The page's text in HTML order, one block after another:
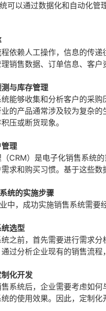
可以通过数据化和自动化管
依赖人工操作，信息的传
销售数据、订单信息、客户
与库存管理
能够收集和分析客户的采
的产品通常涉及较为复杂
压或断货现象。
理
CRM）是电子化销售系统
求和购买习惯。基于这些数
统的实施步骤
中，成功实施销售系统需要
选型
之前，首先需要进行需求
过分析企业现有的销售流程
化开发
系统后，企业需要考虑如
的使用效果。因此，定制